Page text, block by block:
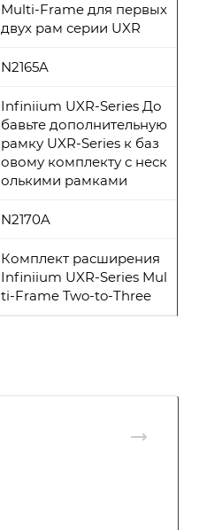
Multi-Frame для первых
двух рам серии UXR
N2165A
Infiniium UXR-Series До
бавьте дополнительную
рамку UXR-Series к баз
овому комплекту с неск
олькими рамками
N2170A
Комплект расширения
Infiniium UXR-Series Mul
ti-Frame Two-to-Three